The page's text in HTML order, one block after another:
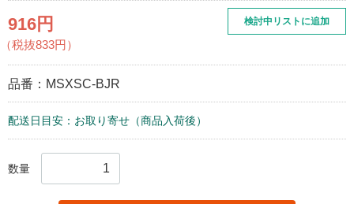
916円
（税抜833円）
品番： MSXSC-BJR
配送日目安：お取り寄せ（商品入荷後）
検討中リストに追加
数量